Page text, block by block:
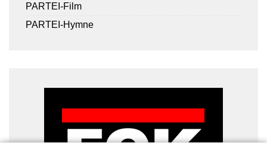
PARTEI-Film
PARTEI-Hymne